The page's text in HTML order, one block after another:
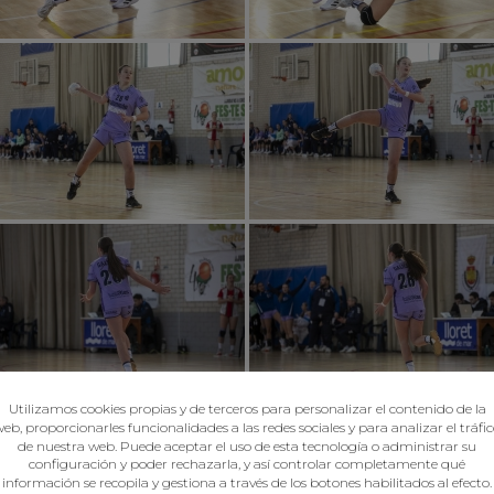
Utilizamos cookies propias y de terceros para personalizar el contenido de la
proporcionarles funcionalidades a las redes sociales y para analizar el
de nuestra web. Puede aceptar el uso de esta tecnología o administrar su
configuración y poder rechazarla, y así controlar completamente qué
información se recopila y gestiona a través de los botones habilitados al efecto.